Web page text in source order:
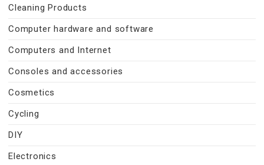
Cleaning Products
Computer hardware and software
Computers and Internet
Consoles and accessories
Cosmetics
Cycling
DIY
Electronics